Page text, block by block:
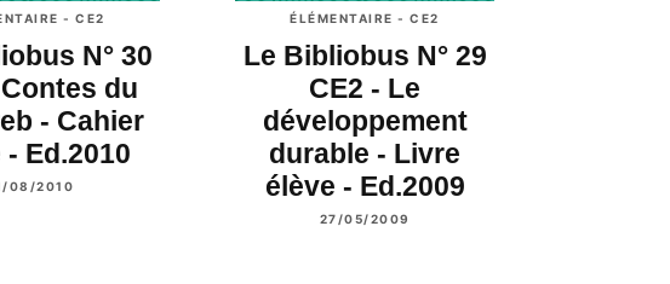
- CE2
N° 30
du
- Cahier
- Ed.2010
08/2010
ÉLÉMENTAIRE - CE2
Le Bibliobus N° 29
CE2 - Le
développement
durable - Livre
élève - Ed.2009
27/05/2009